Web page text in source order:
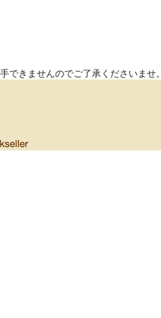
できませんのでご了承くださいませ